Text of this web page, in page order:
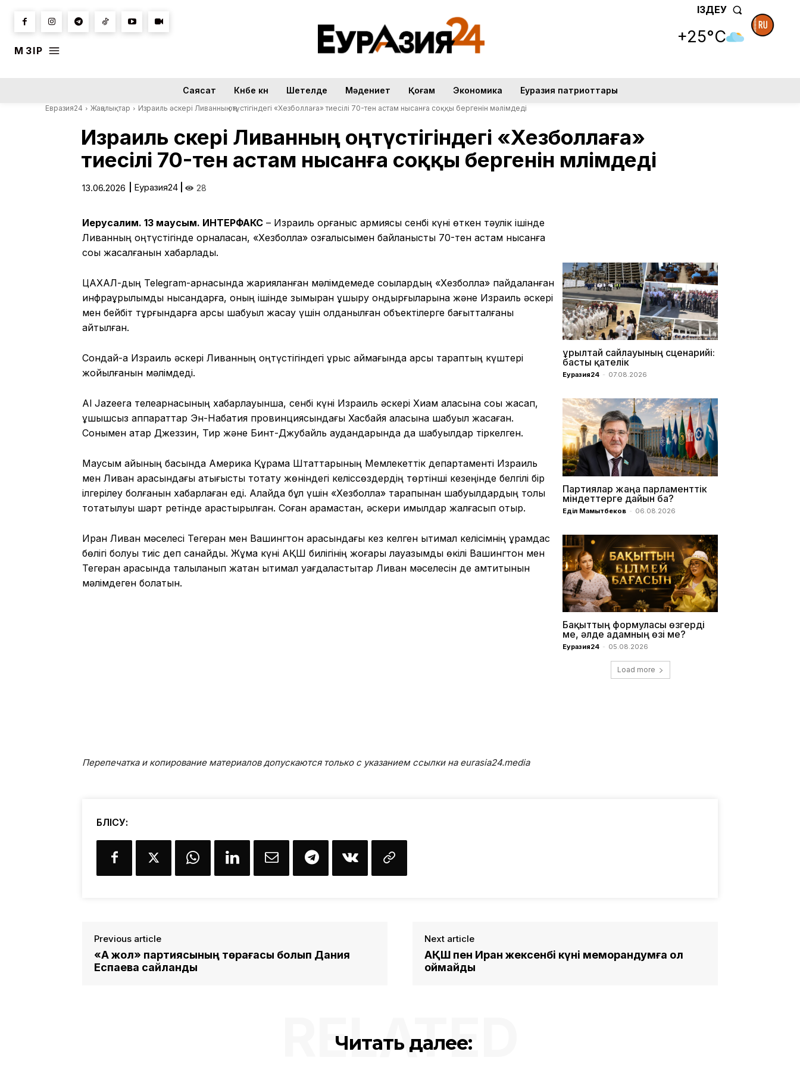
МӘЗІР
ІЗДЕУ
+25°C
Саясат Күнбе күн Шетелде Мәдениет Қоғам Экономика Еуразия патриоттары
Евразия24 Жаңалықтар Израиль әскері Ливанның оңтүстігіндегі «Хезболлаға» тиесілі 70-тен астам нысанға соққы бергенін мәлімдеді
Израиль әскері Ливанның оңтүстігіндегі «Хезболлаға»
тиесілі 70-тен астам нысанға соққы бергенін мәлімдеді
13.06.2026 Еуразия24 28
Иерусалим. 13 маусым. ИНТЕРФАКС – Израиль қорғаныс армиясы сенбі күні өткен тәулік ішінде
Ливанның оңтүстігінде орналасқан, «Хезболла» қозғалысымен байланысты 70-тен астам нысанға
соққы жасалғанын хабарлады.
ЦАХАЛ-дың Telegram-арнасында жарияланған мәлімдемеде соққылардың «Хезболла» пайдаланған
инфрақұрылымдық нысандарға, оның ішінде зымыран ұшыру қондырғыларына және Израиль әскері
мен бейбіт тұрғындарға қарсы шабуыл жасау үшін қолданылған объектілерге бағытталғаны
айтылған.
Сондай-ақ Израиль әскері Ливанның оңтүстігіндегі ұрыс аймағында қарсы тараптың күштері
жойылғанын мәлімдеді.
Al Jazeera телеарнасының хабарлауынша, сенбі күні Израиль әскері Хиам қаласына соққы жасап,
ұшқышсыз аппараттар Эн-Набатия провинциясындағы Хасбайя қаласына шабуыл жасаған.
Сонымен қатар Джеззин, Тир және Бинт-Джубайль аудандарында да шабуылдар тіркелген.
Маусым айының басында Америка Құрама Штаттарының Мемлекеттік департаменті Израиль
мен Ливан арасындағы қақтығысты тоқтату жөніндегі келіссөздердің төртінші кезеңінде белгілі бір
ілгерілеу болғанын хабарлаған еді. Алайда бұл үшін «Хезболла» тарапынан шабуылдардың толық
тоқтатылуы шарт ретінде қарастырылған. Соған қарамастан, әскери қимылдар жалғасып отыр.
Иран Ливан мәселесі Тегеран мен Вашингтон арасындағы кез келген ықтимал келісімнің құрамдас
бөлігі болуы тиіс деп санайды. Жұма күні АҚШ билігінің жоғары лауазымды өкілі Вашингтон мен
Тегеран арасында талқыланып жатқан ықтимал уағдаластықтар Ливан мәселесін де қамтитынын
мәлімдеген болатын.
Құрылтай сайлауының сценарийі:
басты қателік
Еуразия24 - 07.08.2026
Партиялар жаңа парламенттік
міндеттерге дайын ба?
Еділ Мамытбеков - 06.08.2026
Бақыттың формуласы өзгерді
ме, әлде адамның өзі ме?
Еуразия24 - 05.08.2026
Load more
Перепечатка и копирование материалов допускаются только с указанием ссылки на eurasia24.media
БӨЛІСУ:
Previous article
«Ақ жол» партиясының төрағасы болып Дания
Еспаева сайланды
Next article
АҚШ пен Иран жексенбі күні меморандумға қол
қоймайды
Читать далее:
RELATED